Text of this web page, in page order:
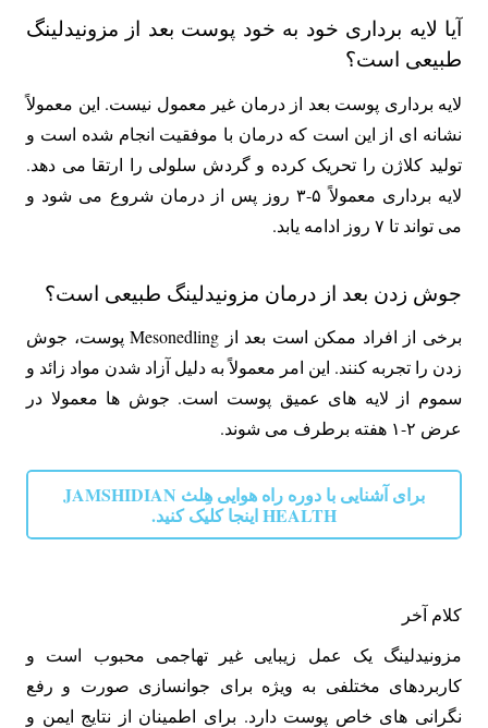
آیا لایه برداری خود به خود پوست بعد از مزونیدلینگ
طبیعی است؟
لایه برداری پوست بعد از درمان غیر معمول نیست. این معمولاً
نشانه ای از این است که درمان با موفقیت انجام شده است و
تولید کلاژن را تحریک کرده و گردش سلولی را ارتقا می دهد.
لایه برداری معمولاً ۵-۳ روز پس از درمان شروع می شود و
می تواند تا ۷ روز ادامه یابد.
جوش زدن بعد از درمان مزونیدلینگ طبیعی است؟
برخی از افراد ممکن است بعد از Mesonedling پوست، جوش
زدن را تجربه کنند. این امر معمولاً به دلیل آزاد شدن مواد زائد و
سموم از لایه های عمیق پوست است. جوش ها معمولا در
عرض ۲-۱ هفته برطرف می شوند.
برای آشنایی با دوره راه هوایی هِلث JAMSHIDIAN
HEALTH اینجا کلیک کنید.
کلام آخر
مزونیدلینگ یک عمل زیبایی غیر تهاجمی محبوب است و
کاربردهای مختلفی به ویژه برای جوانسازی صورت و رفع
نگرانی های خاص پوست دارد. برای اطمینان از نتایج ایمن و